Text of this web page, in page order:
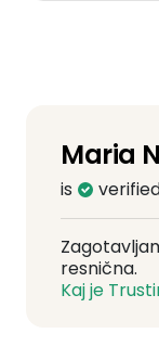
Maria
is
resnična.
Kaj je